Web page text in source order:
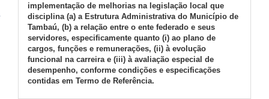
implementação de melhorias na legislação local que
disciplina (a) a Estrutura Administrativa do Município de
Tambaú, (b) a relação entre o ente federado e seus
servidores, especificamente quanto (i) ao plano de
cargos, funções e remunerações, (ii) à evolução
funcional na carreira e (iii) à avaliação especial de
desempenho, conforme condições e especificações
contidas em Termo de Referência.